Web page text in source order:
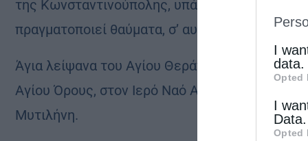
IAB’s
other
I
data.
Opted
I
Data.
Opted
της Κωνσταντινούπολης, υπάρχει μικρό
πραγματοποιεί θαύματα, σ’ αυτούς που
Άγια λείψανα του Αγίου Θεράποντος
Αγίου Όρους, στον Ιερό Ναό Αγίου
Μυτιλήνη.